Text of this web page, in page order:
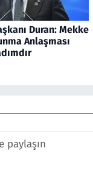
Duran: Mekke
Anlaşması